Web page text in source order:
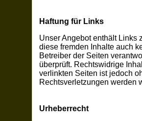
Haftung für Links
Unser Angebot enthält Links
diese fremden Inhalte auch
Betreiber der Seiten
überprüft. Rechtswidrige
verlinkten Seiten ist jedoch
Rechtsverletzungen werden
Urheberrecht